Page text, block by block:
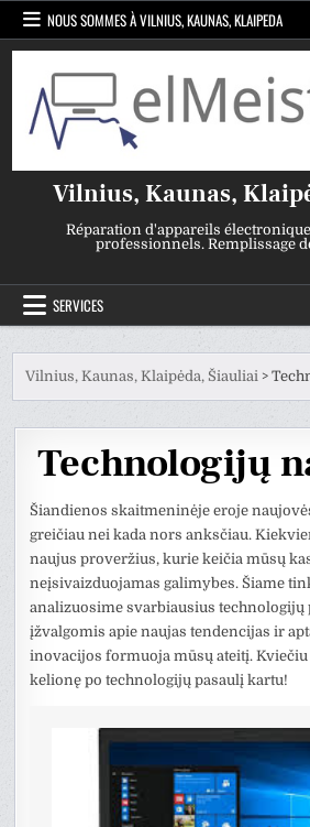
Skip
content
NOUS SOMMES À VILNIUS, KAUNAS, KLAIPEDA
Vilnius, Kaunas,
Réparation d'appareils
professionnels. Remplissage
SERVICES
Vilnius, Kaunas, Klaipėda, Šiauliai >
Technologijų
Šiandienos skaitmeninėje eroje
greičiau nei kada nors anksčiau.
naujus proveržius, kurie keičia mūsų
neįsivaizduojamas galimybes. Šiame
analizuosime svarbiausius
įžvalgomis apie naujas tendencijas ir
inovacijos formuoja mūsų ateitį.
kelionę po technologijų pasaulį kartu!